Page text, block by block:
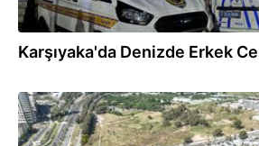
Karşıyaka'da Denizde Erkek
03.09.2025